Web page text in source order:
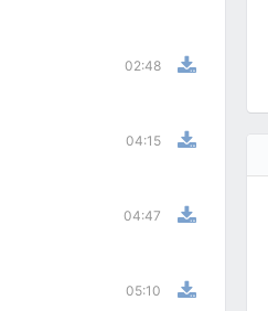
02:48
04:15
04:47
05:10